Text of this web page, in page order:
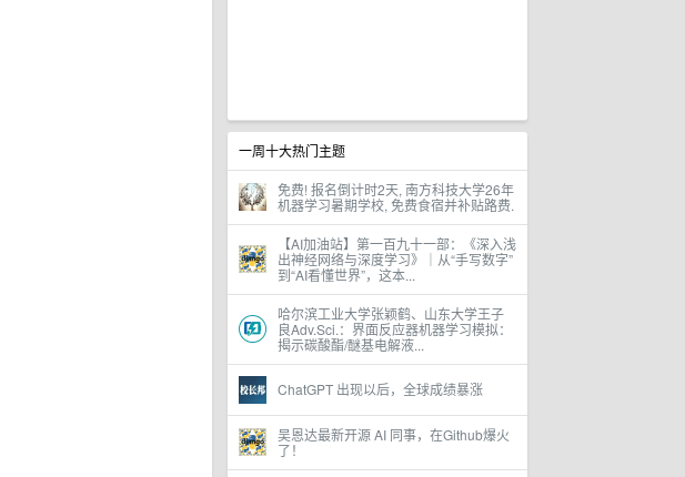
一周十大热门主题
免费! 报名倒计时2天, 南方科技大学26年
机器学习暑期学校, 免费食宿并补贴路费.
【AI加油站】第一百九十一部：《深入浅
出神经网络与深度学习》｜从“手写数字”
到“AI看懂世界”，这本...
哈尔滨工业大学张颖鹤、山东大学王子
良Adv.Sci.：界面反应器机器学习模拟：
揭示碳酸酯/醚基电解液...
ChatGPT 出现以后，全球成绩暴涨
吴恩达最新开源 AI 同事，在Github爆火
了！